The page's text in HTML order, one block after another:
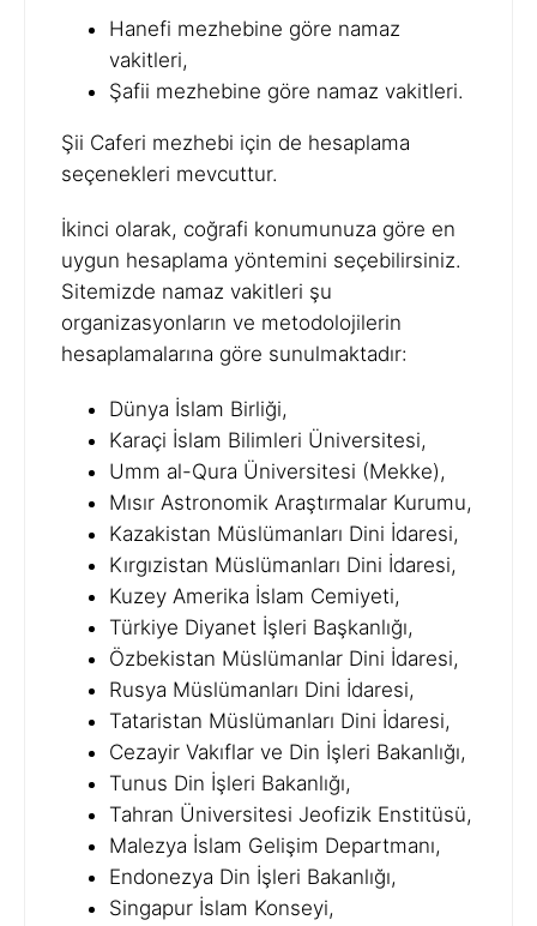
Hanefi mezhebine göre namaz
vakitleri,
Şafii mezhebine göre namaz vakitleri.
Şii Caferi mezhebi için de hesaplama
seçenekleri mevcuttur.
İkinci olarak, coğrafi konumunuza göre en
uygun hesaplama yöntemini seçebilirsiniz.
Sitemizde namaz vakitleri şu
organizasyonların ve metodolojilerin
hesaplamalarına göre sunulmaktadır:
Dünya İslam Birliği,
Karaçi İslam Bilimleri Üniversitesi,
Umm al-Qura Üniversitesi (Mekke),
Mısır Astronomik Araştırmalar Kurumu,
Kazakistan Müslümanları Dini İdaresi,
Kırgızistan Müslümanları Dini İdaresi,
Kuzey Amerika İslam Cemiyeti,
Türkiye Diyanet İşleri Başkanlığı,
Özbekistan Müslümanlar Dini İdaresi,
Rusya Müslümanları Dini İdaresi,
Tataristan Müslümanları Dini İdaresi,
Cezayir Vakıflar ve Din İşleri Bakanlığı,
Tunus Din İşleri Bakanlığı,
Tahran Üniversitesi Jeofizik Enstitüsü,
Malezya İslam Gelişim Departmanı,
Endonezya Din İşleri Bakanlığı,
Singapur İslam Konseyi,